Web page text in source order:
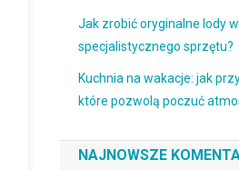
Jak zrobić oryginalne lody
specjalistycznego sprzętu?
Kuchnia na wakacje: jak
które pozwolą poczuć
NAJNOWSZE